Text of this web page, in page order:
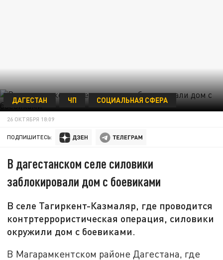
ДАГЕСТАН ЧП СОЦИАЛЬНАЯ СФЕРА
26 ОКТЯБРЯ 18:09
ПОДПИШИТЕСЬ:
В дагестанском селе силовики
заблокировали дом с боевиками
В селе Тагиркент-Казмаляр, где проводится
контртеррористическая операция, силовики
окружили дом с боевиками.
В Магарамкентском районе Дагестана, где